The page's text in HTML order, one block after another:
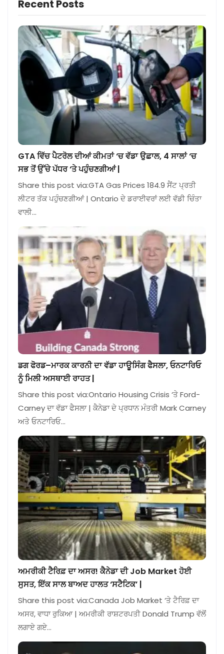
Recent Posts
GTA ਵਿੱਚ ਪੈਟਰੋਲ ਦੀਆਂ ਕੀਮਤਾਂ ‘ਚ ਵੱਡਾ ਉਛਾਲ, 4 ਸਾਲਾਂ ‘ਚ
ਸਭ ਤੋਂ ਉੱਚੇ ਪੱਧਰ ‘ਤੇ ਪਹੁੰਚਣਗੀਆਂ |
Share this post via:GTA Gas Prices 184.9 ਸੈਂਟ ਪ੍ਰਤੀ
ਲੀਟਰ ਤੱਕ ਪਹੁੰਚਣਗੀਆਂ | Ontario ਦੇ ਡਰਾਈਵਰਾਂ ਲਈ ਵੱਡੀ ਚਿੰਤਾ
ਵਾਲੀ…
ਡਗ ਫੋਰਡ–ਮਾਰਕ ਕਾਰਨੀ ਦਾ ਵੱਡਾ ਹਾਊਸਿੰਗ ਫੈਸਲਾ, ਓਨਟਾਰਿਓ
ਨੂੰ ਮਿਲੀ ਅਸਥਾਈ ਰਾਹਤ |
Share this post via:Ontario Housing Crisis ‘ਤੇ Ford-
Carney ਦਾ ਵੱਡਾ ਫੈਸਲਾ | ਕੈਨੇਡਾ ਦੇ ਪ੍ਰਧਾਨ ਮੰਤਰੀ Mark Carney
ਅਤੇ ਓਨਟਾਰਿਓ…
ਅਮਰੀਕੀ ਟੈਰਿਫ਼ ਦਾ ਅਸਰ! ਕੈਨੇਡਾ ਦੀ Job Market ਹੋਈ
ਸੁਸਤ, ਇੱਕ ਸਾਲ ਬਾਅਦ ਹਾਲਤ ‘ਸਟੈਟਿਕ’ |
Share this post via:Canada Job Market ‘ਤੇ ਟੈਰਿਫ਼ ਦਾ
ਅਸਰ, ਵਾਧਾ ਰੁਕਿਆ | ਅਮਰੀਕੀ ਰਾਸ਼ਟਰਪਤੀ Donald Trump ਵੱਲੋਂ
ਲਗਾਏ ਗਏ…